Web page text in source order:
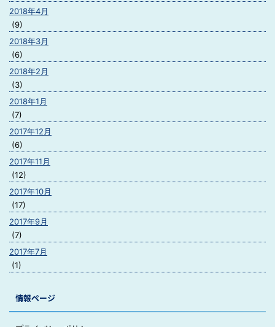
2018年4月
(9)
2018年3月
(6)
2018年2月
(3)
2018年1月
(7)
2017年12月
(6)
2017年11月
(12)
2017年10月
(17)
2017年9月
(7)
2017年7月
(1)
情報ページ